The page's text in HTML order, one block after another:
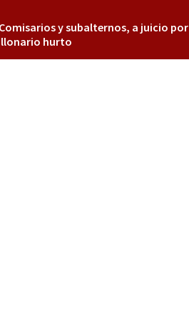
y subalternos, a juicio por
hurto